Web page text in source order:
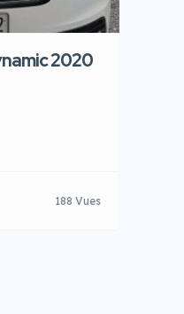
2020
188 Vues